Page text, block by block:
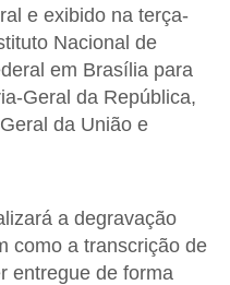
e exibido na terça-
Nacional de
em Brasília para
Geral da República,
da União e
a degravação
como a transcrição de
entregue de forma